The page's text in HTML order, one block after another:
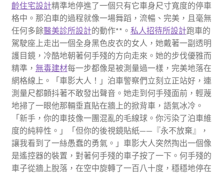
齡住宅設計精準地停進了一個只有它車身尺寸寬度的停車
格中。那泊車的過程就像一場舞蹈，流暢、完美，且毫無
任何多餘醫美診所設計的動作**。 私人招待所設計跑車的
駕駛座上走出一個全身黑色皮衣的女人，她戴著一副透明
護目鏡，冷酷地朝著何手殘的方向走來。她的步伐優雅而
精準， 無毒建材每一步都像是被測量過一樣，完美地落在
網格線上。「車影大人！」泊車警察們立刻立正站好，連
測量尺都顫抖著不敢發出聲音。她走到何手殘面前，輕蔑
地掃了一眼他那輛垂直貼在牆上的掀背車，語氣冰冷。
「新手，你的車技像一團混亂的毛線球。你污染了泊車維
度的純粹性。」「但你的後視鏡貼紙——『永不放棄』，
讓我看到了一絲愚蠢的勇氣。」車影大人突然掏出一個像
是遙控器的裝置，對著何手殘的車子按了一下。何手殘的
車子從牆上脫落，在空中旋轉了一百八十度，穩穩地停在